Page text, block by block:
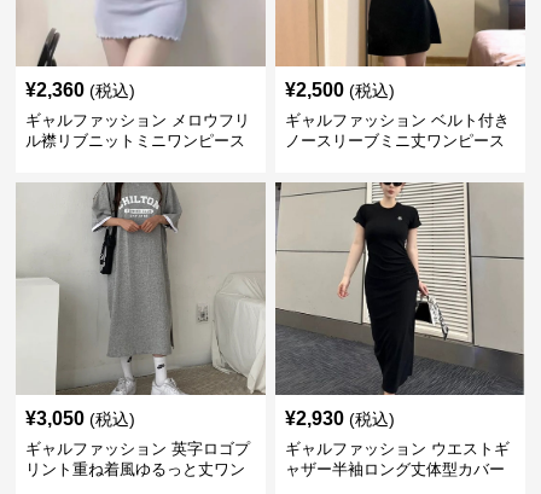
¥2,360 (税込)
ギャルファッション メロウフリ
ル襟リブニットミニワンピース
¥2,500 (税込)
ギャルファッション ベルト付き
ノースリーブミニ丈ワンピース
¥3,050 (税込)
ギャルファッション 英字ロゴプ
リント重ね着風ゆるっと丈ワン
¥2,930 (税込)
ギャルファッション ウエストギ
ャザー半袖ロング丈体型カバー